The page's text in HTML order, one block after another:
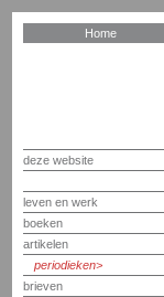
Home
deze website
leven en werk
boeken
artikelen
periodieken
brieven